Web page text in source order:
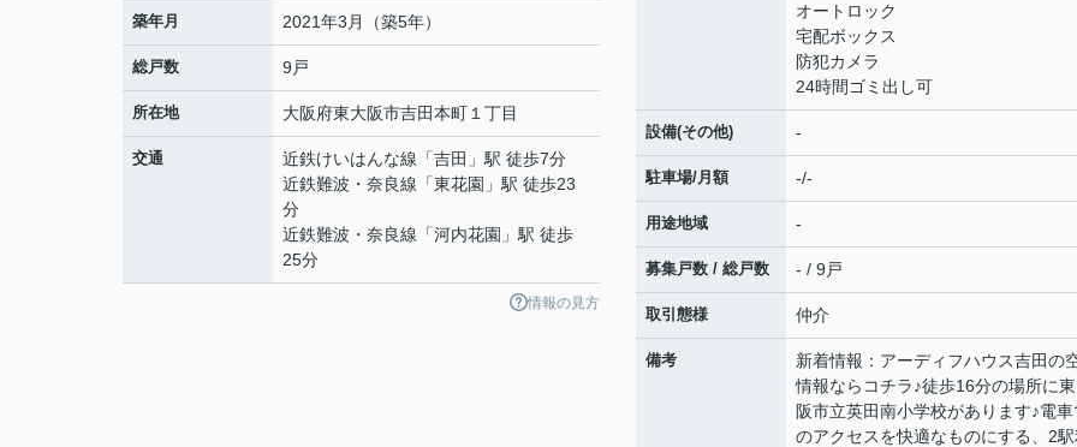
築年月 2021年3月（築5年）
総戸数 9戸
所在地 大阪府東大阪市吉田本町 １丁目
交通 近鉄けいはんな線 「吉田 」駅 徒歩7分
近鉄難波・奈良線 「東花園 」駅 徒歩23
分
近鉄難波・奈良線 「河内花園 」駅 徒歩
25分
情報の見方
オートロック
宅配ボックス
防犯カメラ
24時間ゴミ出し可
設備(その他) -
駐車場/月額 -/-
用途地域 -
募集戸数 / 総戸数 - / 9戸
取引態様 仲介
備考
新着情報：アーディフハウス吉田の
情報ならコチラ♪徒歩16分の場所に
阪市立英田南小学校があります♪電車
のアクセスを快適なものにする、2